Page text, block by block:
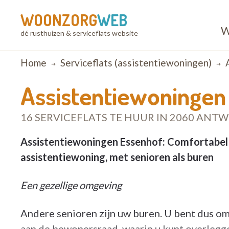
WOONZORGWEB
dé rusthuizen & serviceflats website
Breadcrumb
Home Serviceflats (assistentiewoningen)
16 SERVICEFLATS TE HUUR IN 2060
Assistentiewoningen Essenhof:
assistentiewoning, met senioren als buren
Een gezellige omgeving
Andere senioren zijn uw buren. U bent dus